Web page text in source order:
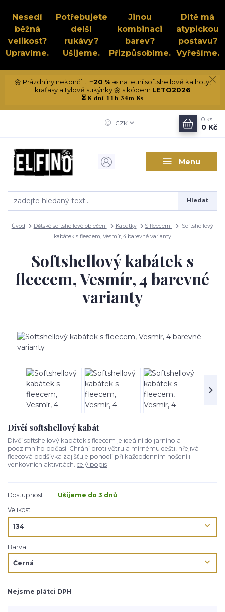
Nesedí
běžná
velikost?
Upravíme.
Potřebujete
delší
rukávy?
Ušijeme.
Jinou
kombinaci
barev?
Přizpůsobíme.
Dítě má
atypickou
postavu?
Vyřešíme.
🌼 Prázdniny nekončí ... −20 %☀️ na letní softshellové kalhoty,
kraťasy a tylové sukýnky 🌼 s kódem LETO2026
⏳8 dní 11h 34m 8s
Menu
CZK
Hledat
0 ks
0 Kč
Úvod Dětské softshellové oblečení Kabátky S fleecem
Softshellový
kabátek s fleecem, Vesmír, 4 barevné varianty
Softshellový kabátek s
fleecem, Vesmír, 4 barevné
varianty
Dívčí softshellový kabát
Dívčí softshellový kabátek s fleecem je ideální do jarního a
podzimního počasí. Chrání proti větru a mírnému dešti, hřejivá
fleecová podšívka zajišťuje pohodlí při každodenním nošení i
venkovních aktivitách. celý popis
Dostupnost
Ušijeme do 3 dnů
Velikost
Barva
Nejsme plátci DPH